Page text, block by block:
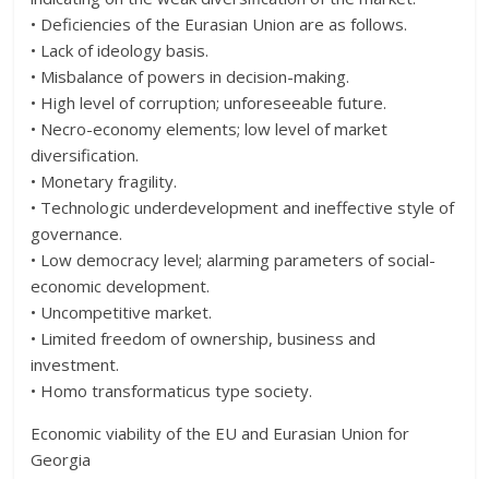
• Deficiencies of the Eurasian Union are as follows.
• Lack of ideology basis.
• Misbalance of powers in decision-making.
• High level of corruption; unforeseeable future.
• Necro-economy elements; low level of market
diversification.
• Monetary fragility.
• Technologic underdevelopment and ineffective style of
governance.
• Low democracy level; alarming parameters of social-
economic development.
• Uncompetitive market.
• Limited freedom of ownership, business and
investment.
• Homo transformaticus type society.
Economic viability of the EU and Eurasian Union for
Georgia